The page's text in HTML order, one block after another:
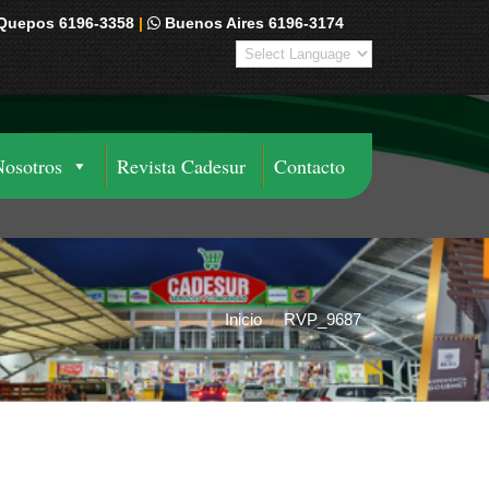
6196-3358 | Buenos Aires 6196-3174
Revista Cadesur Contacto
Inicio RVP_9687